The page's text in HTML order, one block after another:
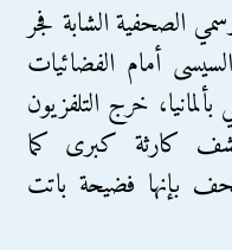
الصحفية الشابة فجر
أمام الفضائيات
خرج التلفزيون
كارثة كبرى كما
بإنها فضيحة باتت